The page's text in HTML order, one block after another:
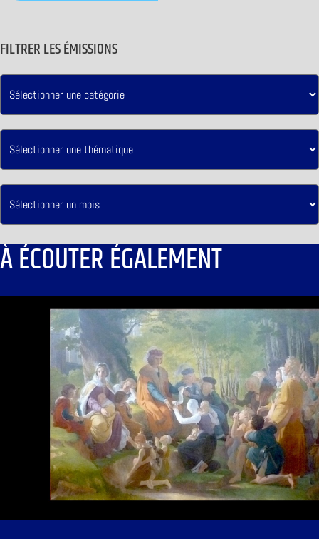
FILTRER LES ÉMISSIONS
À ÉCOUTER ÉGALEMENT